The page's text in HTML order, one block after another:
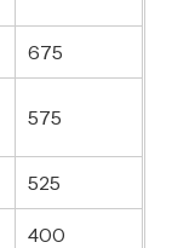
675
575
525
400